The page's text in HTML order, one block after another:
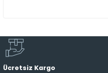
Ücretsiz Kargo